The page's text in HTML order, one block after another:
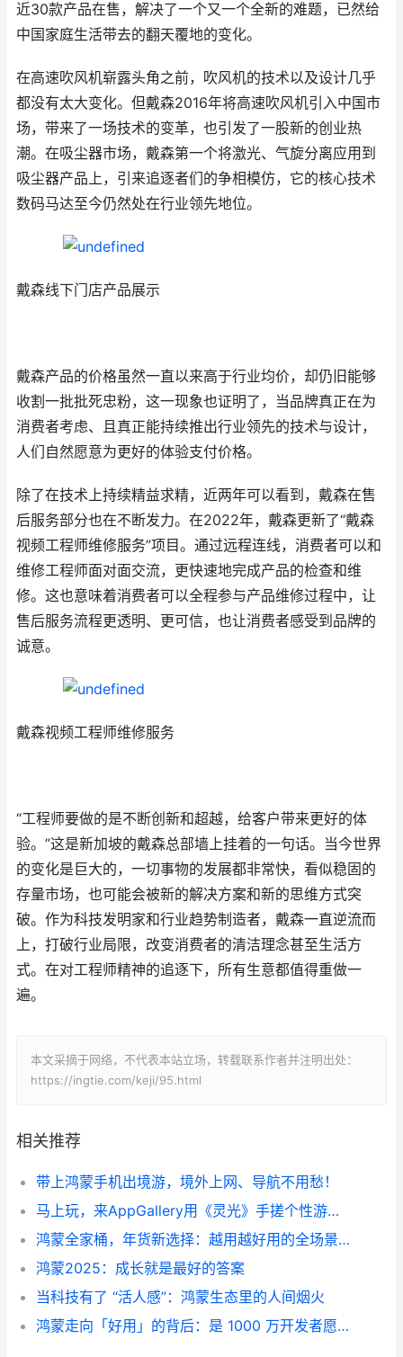
近30款产品在售，解决了一个又一个全新的难题，已然给
中国家庭生活带去的翻天覆地的变化。
在高速吹风机崭露头角之前，吹风机的技术以及设计几乎
都没有太大变化。但戴森2016年将高速吹风机引入中国市
场，带来了一场技术的变革，也引发了一股新的创业热
潮。在吸尘器市场，戴森第一个将激光、气旋分离应用到
吸尘器产品上，引来追逐者们的争相模仿，它的核心技术
数码马达至今仍然处在行业领先地位。
戴森线下门店产品展示
戴森产品的价格虽然一直以来高于行业均价，却仍旧能够
收割一批批死忠粉，这一现象也证明了，当品牌真正在为
消费者考虑、且真正能持续推出行业领先的技术与设计，
人们自然愿意为更好的体验支付价格。
除了在技术上持续精益求精，近两年可以看到，戴森在售
后服务部分也在不断发力。在2022年，戴森更新了“戴森
视频工程师维修服务”项目。通过远程连线，消费者可以和
维修工程师面对面交流，更快速地完成产品的检查和维
修。这也意味着消费者可以全程参与产品维修过程中，让
售后服务流程更透明、更可信，也让消费者感受到品牌的
诚意。
戴森视频工程师维修服务
“工程师要做的是不断创新和超越，给客户带来更好的体
验。”这是新加坡的戴森总部墙上挂着的一句话。当今世界
的变化是巨大的，一切事物的发展都非常快，看似稳固的
存量市场，也可能会被新的解决方案和新的思维方式突
破。作为科技发明家和行业趋势制造者，戴森一直逆流而
上，打破行业局限，改变消费者的清洁理念甚至生活方
式。在对工程师精神的追逐下，所有生意都值得重做一
遍。
本文采摘于网络，不代表本站立场，转载联系作者并注明出处：
https://ingtie.com/keji/95.html
相关推荐
带上鸿蒙手机出境游，境外上网、导航不用愁！
马上玩，来AppGallery用《灵光》手搓个性游戏与实用工具
鸿蒙全家桶，年货新选择：越用越好用的全场景智慧生活
鸿蒙2025：成长就是最好的答案
当科技有了 “活人感”：鸿蒙生态里的人间烟火
鸿蒙走向「好用」的背后：是 1000 万开发者愿意多走一步